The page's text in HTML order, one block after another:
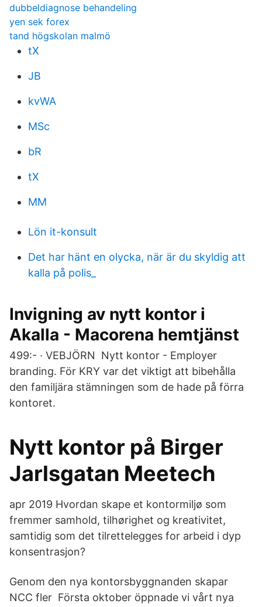
dubbeldiagnose behandeling
yen sek forex
tand högskolan malmö
tX
JB
kvWA
MSc
bR
tX
MM
Lön it-konsult
Det har hänt en olycka, när är du skyldig att
kalla på polis_
Invigning av nytt kontor i
Akalla - Macorena hemtjänst
499:- · VEBJÖRN Nytt kontor - Employer
branding. För KRY var det viktigt att bibehålla
den familjära stämningen som de hade på förra
kontoret.
Nytt kontor på Birger
Jarlsgatan Meetech
apr 2019 Hvordan skape et kontormiljø som
fremmer samhold, tilhørighet og kreativitet,
samtidig som det tilrettelegges for arbeid i dyp
konsentrasjon?
Genom den nya kontorsbyggnanden skapar
NCC fler Första oktober öppnade vi vårt nya